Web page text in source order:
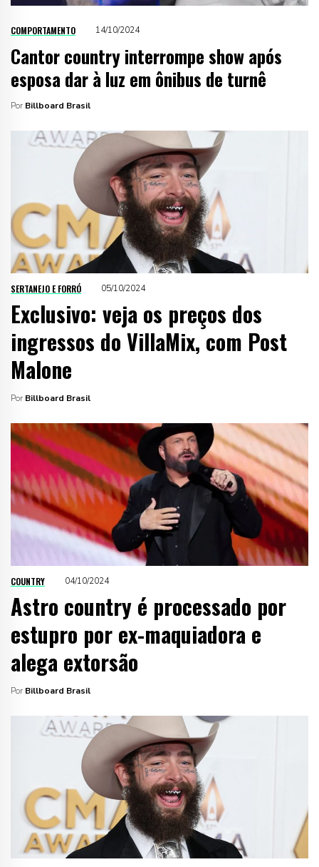
COMPORTAMENTO 14/10/2024
Cantor country interrompe show após
esposa dar à luz em ônibus de turnê
Por Billboard Brasil
SERTANEJO E FORRÓ 05/10/2024
Exclusivo: veja os preços dos
ingressos do VillaMix, com Post
Malone
Por Billboard Brasil
COUNTRY 04/10/2024
Astro country é processado por
estupro por ex-maquiadora e
alega extorsão
Por Billboard Brasil